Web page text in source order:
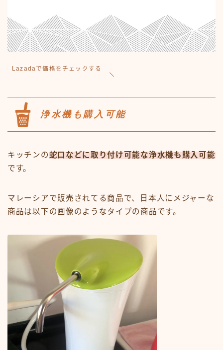
Lazadaで価格をチェックする
浄水機も購入可能
キッチンの蛇口などに取り付け可能な浄水機も購入可能
です。
マレーシアで販売されてる商品で、日本人にメジャーな
商品は以下の画像のようなタイプの商品です。